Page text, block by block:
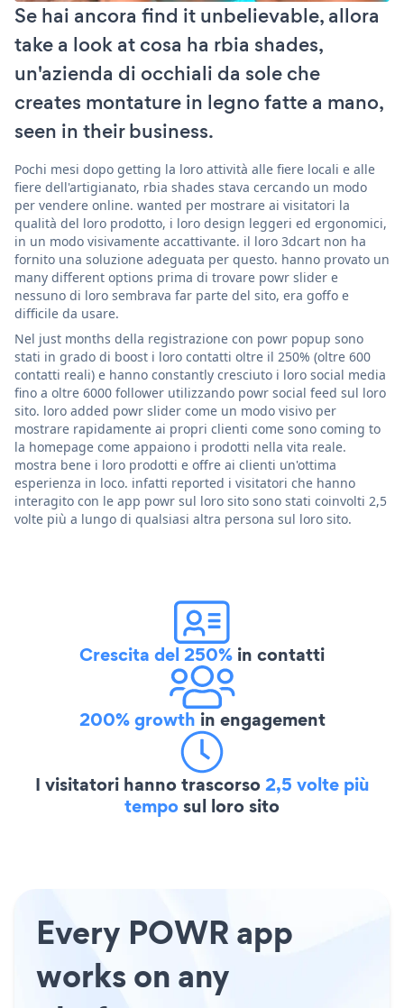
Se hai ancora find it unbelievable, allora
take a look at cosa ha rbia shades,
un'azienda di occhiali da sole che
creates montature in legno fatte a mano,
seen in their business.
Pochi mesi dopo getting la loro attività alle fiere locali e alle
fiere dell'artigianato, rbia shades stava cercando un modo
per vendere online. wanted per mostrare ai visitatori la
qualità del loro prodotto, i loro design leggeri ed ergonomici,
in un modo visivamente accattivante. il loro 3dcart non ha
fornito una soluzione adeguata per questo. hanno provato un
many different options prima di trovare powr slider e
nessuno di loro sembrava far parte del sito, era goffo e
difficile da usare.
Nel just months della registrazione con powr popup sono
stati in grado di boost i loro contatti oltre il 250% (oltre 600
contatti reali) e hanno constantly cresciuto i loro social media
fino a oltre 6000 follower utilizzando powr social feed sul loro
sito. loro added powr slider come un modo visivo per
mostrare rapidamente ai propri clienti come sono coming to
la homepage come appaiono i prodotti nella vita reale.
mostra bene i loro prodotti e offre ai clienti un'ottima
esperienza in loco. infatti reported i visitatori che hanno
interagito con le app powr sul loro sito sono stati coinvolti 2,5
volte più a lungo di qualsiasi altra persona sul loro sito.
Crescita del 250% in contatti
200% growth in engagement
I visitatori hanno trascorso2,5 volte più
temposul loro sito
Every POWR app
works on any